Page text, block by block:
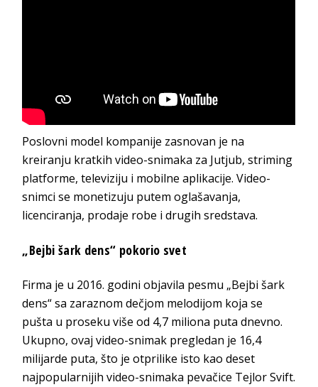
Poslovni model kompanije zasnovan je na
kreiranju kratkih video-snimaka za Jutjub, striming
platforme, televiziju i mobilne aplikacije. Video-
snimci se monetizuju putem oglašavanja,
licenciranja, prodaje robe i drugih sredstava.
„Bejbi šark dens“ pokorio svet
Firma je u 2016. godini objavila pesmu „Bejbi šark
dens“ sa zaraznom dečjom melodijom koja se
pušta u proseku više od 4,7 miliona puta dnevno.
Ukupno, ovaj video-snimak pregledan je 16,4
milijarde puta, što je otprilike isto kao deset
najpopularnijih video-snimaka pevačice Tejlor Svift.